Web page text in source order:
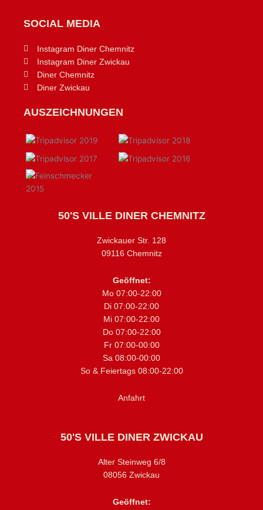
SOCIAL MEDIA
Instagram Diner Chemnitz
Instagram Diner Zwickau
Diner Chemnitz
Diner Zwickau
AUSZEICHNUNGEN
50'S VILLE DINER CHEMNITZ
Zwickauer Str. 128
09116 Chemnitz
Geöffnet:
Mo 07:00-22:00
Di 07:00-22:00
Mi 07:00-22:00
Do 07:00-22:00
Fr 07:00-00:00
Sa 08:00-00:00
So & Feiertags 08:00-22:00
Anfahrt
50'S VILLE DINER ZWICKAU
Alter Steinweg 6/8
08056 Zwickau
Geöffnet: